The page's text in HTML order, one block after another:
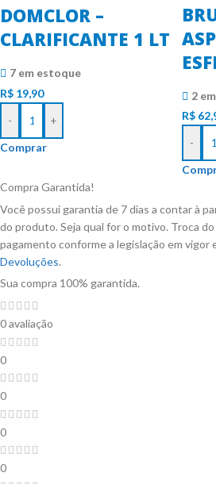
DOMCLOR –
CLARIFICANTE 1 LT
7 em estoque
R$ 19,90
-
+
Comprar
2
R$
-
Compra Garantida!
Você possui garantia de 7 dias a contar à
do produto. Seja qual for o motivo. Troca
pagamento conforme a legislação em vigor
Devoluções.
Sua compra 100% garantida.
0 avaliação
0
0
0
0